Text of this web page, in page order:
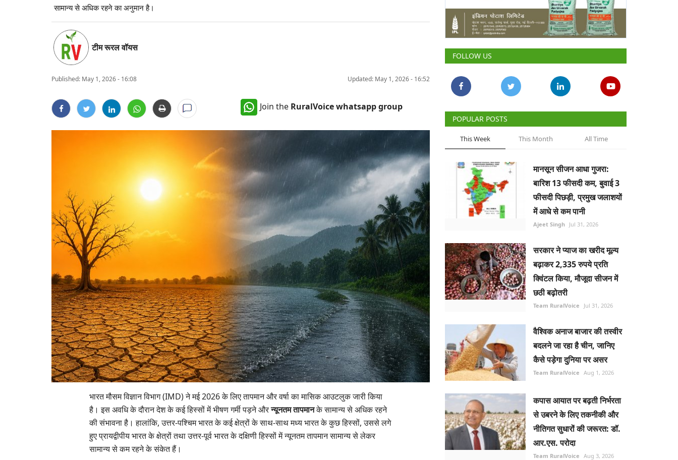
सामान्य से अधिक रहने का अनुमान है।
टीम रूरल वॉयस
Published: May 1, 2026 - 16:08 Updated: May 1, 2026 - 16:52
Join the RuralVoice whatsapp group
भारत मौसम विज्ञान विभाग (IMD)ने मई2026के लिए तापमान और वर्षा का मासिक आउटलुक जारी किया
है। इस अवधि के दौरान देश के कई हिस्सों में भीषण गर्मी पड़ने औरन्यूनतम तापमानके सामान्य से अधिक रहने
की संभावना है। हालांकि,उत्तर-पश्चिम भारत के कई क्षेत्रों के साथ-साथ मध्य भारत के कुछ हिस्सों,उससे लगे
हुए प्रायद्वीपीय भारत के क्षेत्रों तथा उत्तर-पूर्व भारत के दक्षिणी हिस्सों में न्यूनतम तापमान सामान्य से लेकर
सामान्य से कम रहने के संकेत हैं।
FOLLOW US
POPULAR POSTS
This Week This Month All Time
मानसून सीजन आधा गुजरा:
बारिश 13 फीसदी कम, बुवाई 3
फीसदी पिछड़ी, प्रमुख जलाशयों
में आधे से कम पानी
Ajeet Singh Jul 31, 2026
सरकार ने प्याज का खरीद मूल्य
बढ़ाकर 2,335 रुपये प्रति
क्विंटल किया, मौजूदा सीजन में
छठी बढ़ोतरी
Team RuralVoice Jul 31, 2026
वैश्विक अनाज बाजार की तस्वीर
बदलने जा रहा है चीन, जानिए
कैसे पड़ेगा दुनिया पर असर
Team RuralVoice Aug 1, 2026
कपास आयात पर बढ़ती निर्भरता
से उबरने के लिए तकनीकी और
नीतिगत सुधारों की जरूरत: डॉ.
आर.एस. परोदा
Team RuralVoice Aug 3, 2026